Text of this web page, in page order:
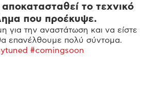
το τεχνικό
που προέκυψε.
για την αναστάτωση και να είστε
επανέλθουμε πολύ σύντομα.
#comingsoon